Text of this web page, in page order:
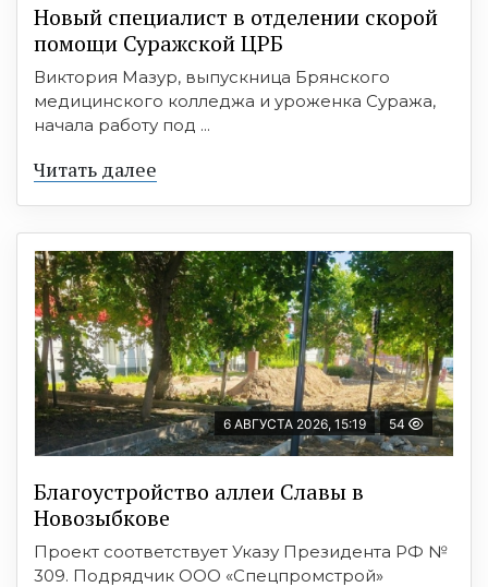
Новый специалист в отделении скорой
помощи Суражской ЦРБ
Виктория Мазур, выпускница Брянского
медицинского колледжа и уроженка Суража,
начала работу под ...
Читать далее
6 АВГУСТА 2026, 15:19 54
Благоустройство аллеи Славы в
Новозыбкове
Проект соответствует Указу Президента РФ №
309. Подрядчик ООО «Спецпромстрой»